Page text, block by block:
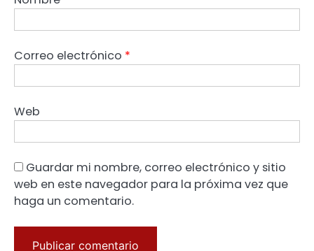
Correo electrónico *
Web
Guardar mi nombre, correo electrónico y sitio
web en este navegador para la próxima vez que
haga un comentario.